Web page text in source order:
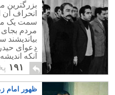
بزرگترین
انحراف
سمت یک
مردم بجای
بیاندیشند
دعوای
آنکه
شخصیت او
شخصیت و
مصدق و یا
سازی برای
۱۹۱
ظهور امام